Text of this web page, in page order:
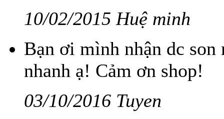
10/02/2015 Huệ minh
Bạn ơi mình nhận dc son
nhanh ạ! Cảm ơn shop!
03/10/2016 Tuyen